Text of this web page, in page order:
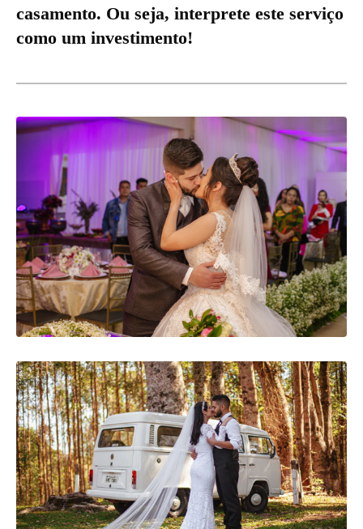
casamento. Ou seja, interprete este serviço
como um investimento!